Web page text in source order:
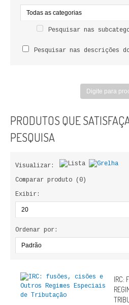
ANTROPOLOGIA E SOCIOLOGIA
DIREITO
COSMOS DIREITO
ECONOMIA, GESTÃO,
ANÁLISE DA ACÇÃO EDUCATIVA
COLEÇÃO PONTO DE
COLEÇÃO PONTO E VÍRGULA
Pesquisar nas
Pesquisar nas descrições
PRODUTOS QUE
PESQUISA
Visualizar:
Comparar produto (0)
Exibir:
Ordenar por:
IRC: